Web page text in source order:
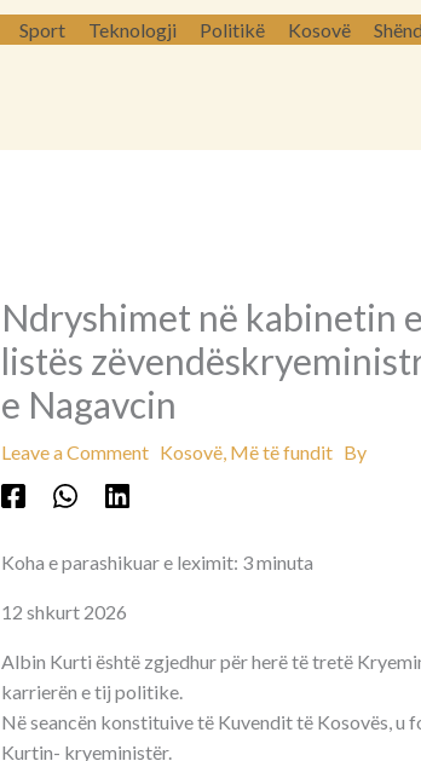
Sport Teknologji Politikë Kosovë
Ndryshimet në kabinetin
listës
e Nagavcin
Leave a Comment Kosovë, Më të funditBy
Koha e parashikuar e leximit: 3 minuta
12 shkurt 2026
Albin Kurti është zgjedhur për herë të tretë
karrierën e tij politike.
Në seancën konstituive të Kuvendit të Kosovës, u
Kurtin- kryeministër.